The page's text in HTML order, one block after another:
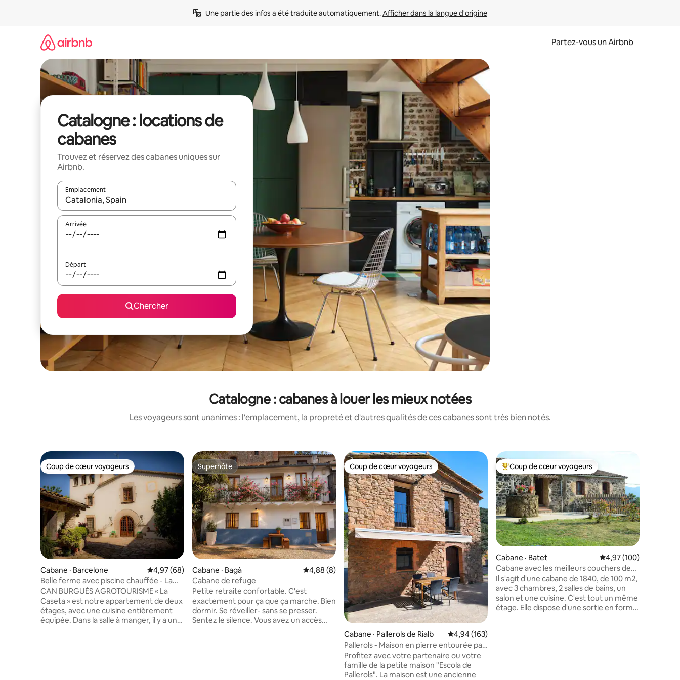
Une partie des infos a été traduite automatiquement. Afficher dans la langue d'origine
Partez-vous un Airbnb
Catalogne : locations de
cabanes
Trouvez et réservez des cabanes uniques sur
Airbnb.
Emplacement
Quand les résultats sont affichés, parcourez-les en utilisant les flèches vers le haut et vers le bas, ou en appuyant dessus et en les faisant glisser.
Arrivée
Départ
Chercher
Catalogne : cabanes à louer les mieux notées
Les voyageurs sont unanimes : l'emplacement, la propreté et d'autres qualités de ces cabanes sont très bien notés.
Coup de cœur voyageurs
Coup de cœur voyageurs
Cabane · Barcelone Note moyenne de 4,97 sur 5, 68 commentaires
4,97 (68)
Belle ferme avec piscine chauffée - La
caseta-
CAN BURGUÈS AGROTOURISME « La
Caseta » est notre appartement de deux
étages, avec une cuisine entièrement
équipée. Dans la salle à manger, il y a un
Superhôte
Superhôte
Cabane · Bagà Note moyenne de 4,88 sur 5, 8 commentaires
4,88 (8)
Cabane de refuge
Petite retraite confortable. C'est
exactement pour ça que ça marche. Bien
dormir. Se réveiller- sans se presser.
Sentez le silence. Vous avez un accès
Coup de cœur voyageurs
Coup de cœur voyageurs
Cabane · Pallerols de Rialb Note moyenne de 4,94 sur 5, 163 commentaires
4,94 (163)
Pallerols - Maison en pierre entourée par
la nature
Profitez avec votre partenaire ou votre
famille de la petite maison "Escola de
Pallerols". La maison est une ancienne
Coup de cœur voyageurs parmi les plus aimés
Coup de cœur voyageurs
Cabane · Batet Note moyenne de
4,97 (100)
Cabane avec les meilleurs couchers de
soleil
Il s'agit d'une cabane de 1840, de 100 m2,
avec 3 chambres, 2 salles de bains, un
salon et une cuisine. C'est tout un même
étage. Elle dispose d'une sortie en forme